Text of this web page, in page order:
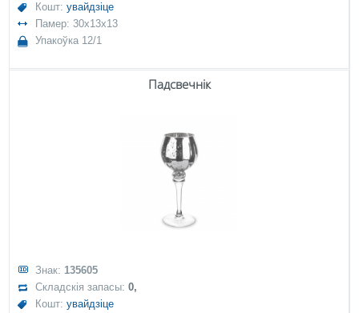
Кошт:увайдзіце
Памер: 30x13x13
Упакоўка 12/1
Падсвечнік
Знак: 135605
Складскія запасы:0,
Кошт:увайдзіце